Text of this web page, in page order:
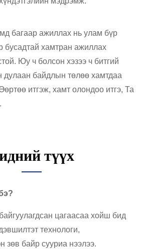
багаар ажиллах нь улам бүр
бусадтай хамтран ажиллах
Юу ч болсон хэзээ ч битгий
дулаан байдлын төлөө хамтдаа
итгэж, хамт олондоо итгэ, Та
түүх
цагаасаа хойш бид
технологи,
зөв байр сууриа нээлээ.